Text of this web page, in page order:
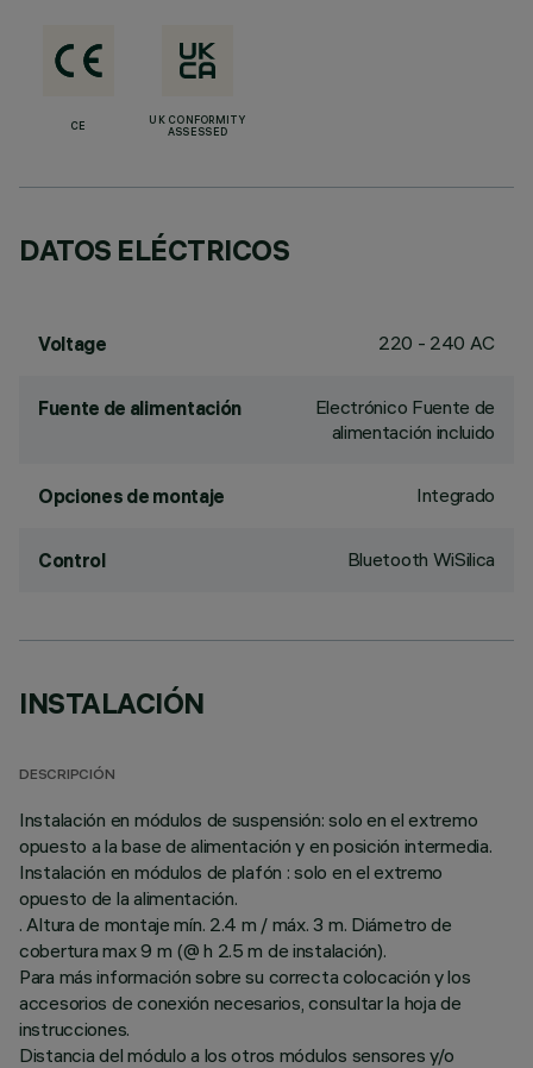
CE
UK CONFORMITY
ASSESSED
DATOS ELÉCTRICOS
Voltage 220 - 240 AC
Fuente de alimentación
Electrónico Fuente de
alimentación incluido
Opciones de montaje Integrado
Control Bluetooth WiSilica
INSTALACIÓN
DESCRIPCIÓN
Instalación en módulos de suspensión: solo en el extremo
opuesto a la base de alimentación y en posición intermedia.
Instalación en módulos de plafón : solo en el extremo
opuesto de la alimentación.
. Altura de montaje mín. 2.4 m / máx. 3 m. Diámetro de
cobertura max 9 m (@ h 2.5 m de instalación).
Para más información sobre su correcta colocación y los
accesorios de conexión necesarios, consultar la hoja de
instrucciones.
Distancia del módulo a los otros módulos sensores y/o